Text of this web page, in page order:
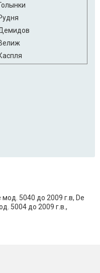
5040 до 2009 г.в, De
5004 до 2009 г.в.,